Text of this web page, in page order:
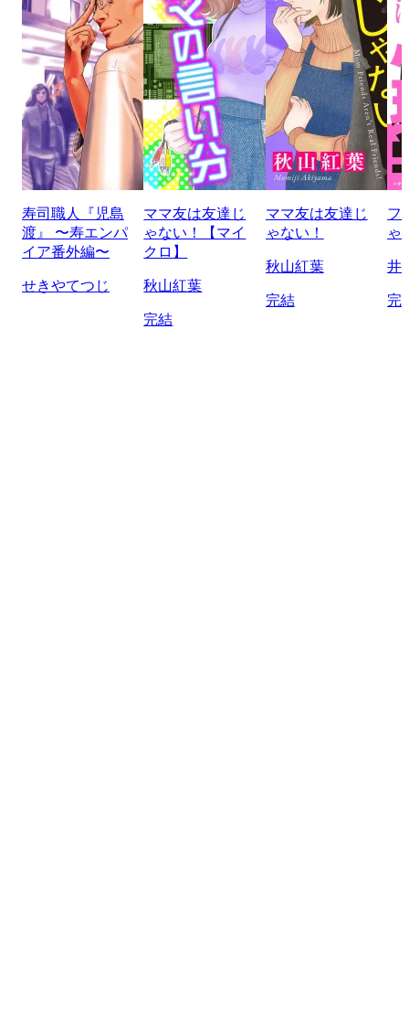
寿司職人『児島
渡』 〜寿エンパ
イア番外編〜
せきやてつじ
ママ友は友達じ
ゃない！【マイ
クロ】
秋山紅葉
完結
ママ友は友達じ
ゃない！
秋山紅葉
完結
フ
ゃ
井
完